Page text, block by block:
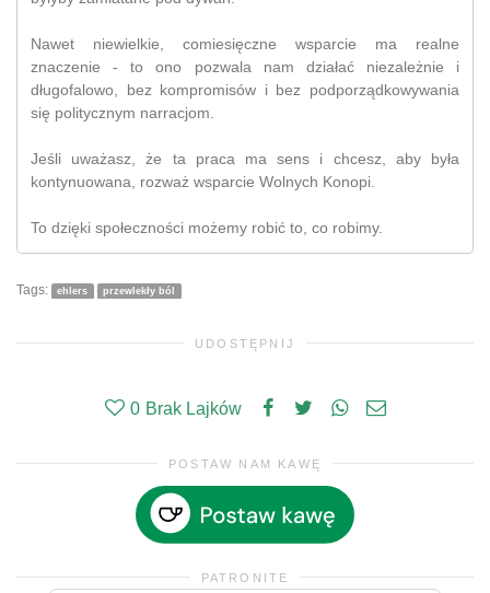
Nawet niewielkie, comiesięczne wsparcie ma realne
znaczenie - to ono pozwala nam działać niezależnie i
długofalowo, bez kompromisów i bez podporządkowywania
się politycznym narracjom.
Jeśli uważasz, że ta praca ma sens i chcesz, aby była
kontynuowana, rozważ wsparcie Wolnych Konopi.
To dzięki społeczności możemy robić to, co robimy.
Tags: ehlers przewlekły ból
UDOSTĘPNIJ
0 Brak Lajków
POSTAW NAM KAWĘ
PATRONITE